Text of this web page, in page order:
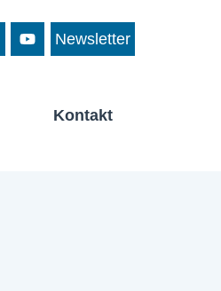
Newsletter
Kontakt